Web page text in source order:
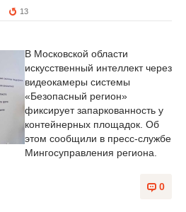
13
В Московской области
искусственный интеллект через
видеокамеры системы
«Безопасный регион»
фиксирует запаркованность у
контейнерных площадок. Об
этом сообщили в пресс-службе
Мингосуправления региона.
0